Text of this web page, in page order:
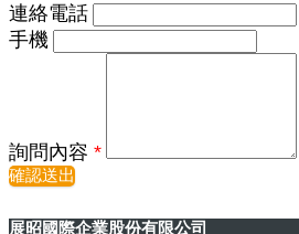
連絡電話
手機
詢問內容 *
確認送出
展昭國際企業股份有限公司